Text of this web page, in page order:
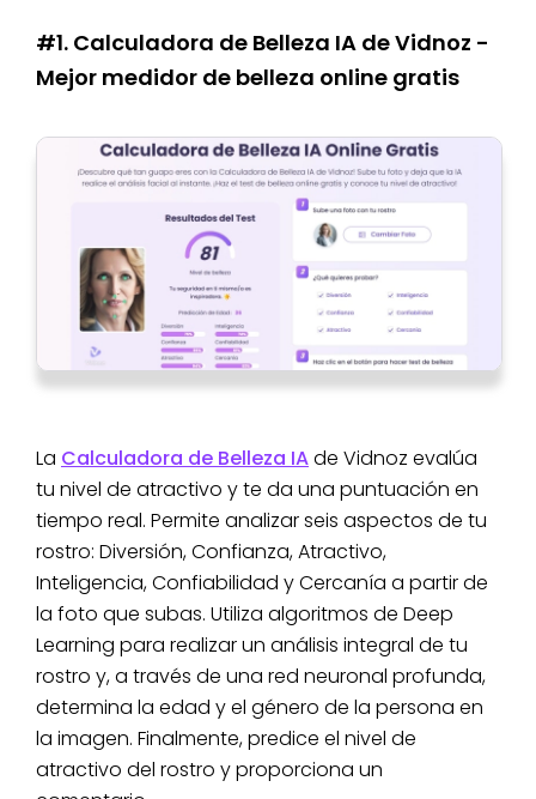
#1. Calculadora de Belleza IA de Vidnoz -
Mejor medidor de belleza online gratis
La Calculadora de Belleza IAde Vidnoz evalúa
tu nivel de atractivo y te da una puntuación en
tiempo real. Permite analizar seis aspectos de tu
rostro: Diversión, Confianza, Atractivo,
Inteligencia, Confiabilidad y Cercanía a partir de
la foto que subas. Utiliza algoritmos de Deep
Learning para realizar un análisis integral de tu
rostro y, a través de una red neuronal profunda,
determina la edad y el género de la persona en
la imagen. Finalmente, predice el nivel de
atractivo del rostro y proporciona un